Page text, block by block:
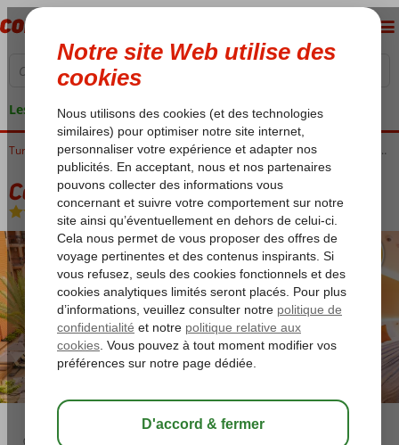
Les garanties de vacances
Riviera Turque Alanya Alanya-Centre Ville Calimera Sunpark Alanya Hotel
Calimera Sunpark Alanya Hotel
Chambre et petit déjeuner-Hôtel
03:45 sauver